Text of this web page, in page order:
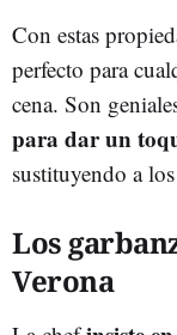
Con estas
perfecto para
cena. Son
para dar un
sustituyendo a
Los
Verona